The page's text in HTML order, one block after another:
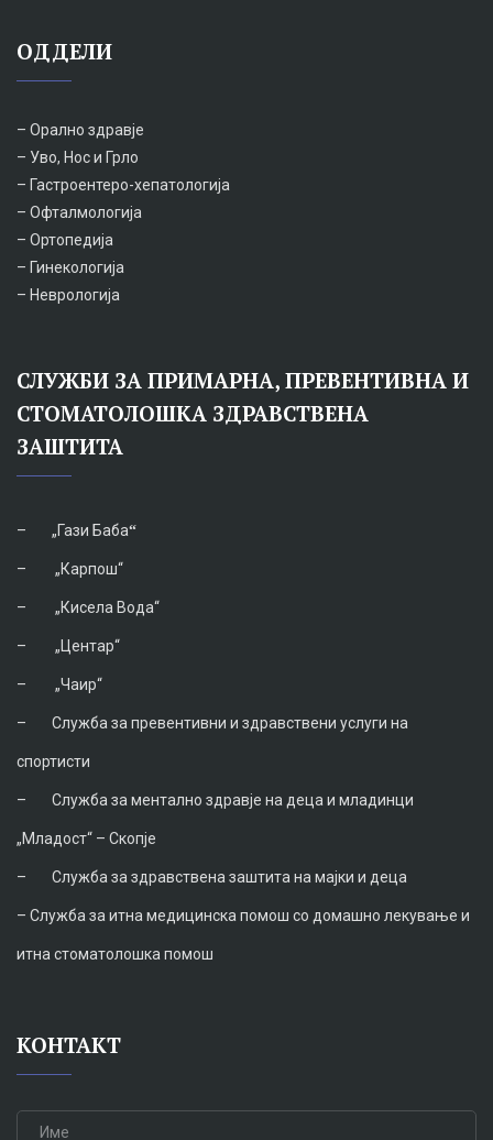
ОДДЕЛИ
– Орално здравје
– Уво, Нос и Грло
– Гастроентеро-хепатологија
– Офталмологија
– Ортопедија
– Гинекологија
– Неврологија
СЛУЖБИ ЗА ПРИМАРНА, ПРЕВЕНТИВНА И
СТОМАТОЛОШКА ЗДРАВСТВЕНА
ЗАШТИТА
– „Гази Баба“
– „Карпош“
– „Кисела Вода“
– „Центар“
– „Чаир“
– Служба за превентивни и здравствени услуги на
спортисти
– Служба за ментално здравје на деца и младинци
„Младост“ – Скопје
– Служба за здравствена заштита на мајки и деца
– Служба за итна медицинска помош со домашно лекување и
итна стоматолошка помош
КОНТАКТ